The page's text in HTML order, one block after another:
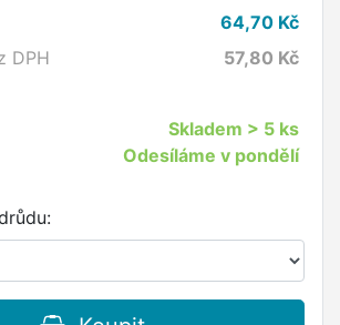
64,70 Kč
DPH
57,80 Kč
Skladem > 5 ks
Odesíláme v pondělí